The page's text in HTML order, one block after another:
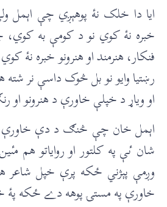
ايا دا خلک نۀ پوهېږي چې
خبره نۀ کوي نو د کومې به
فنکار، هنرمند او هنرونو خبره نۀ
رښتيا وايو نو بل څوک داسې نر
او وياړ د خپلې خاورې د هنرونو او
اېمل خان چې څنګ د دې خاورې
شان ٸې په کلتور او رواياتو
وږمې پېژني ځکه پرې خپل
خاورې په مستۍ پوهه دے ځکه پۀ